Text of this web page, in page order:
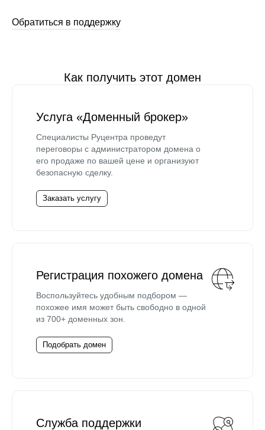
Обратиться в поддержку
Как получить этот домен
Услуга «Доменный брокер»
Специалисты Руцентра проведут
переговоры с администратором домена о
его продаже по вашей цене и организуют
безопасную сделку.
Заказать услугу
Регистрация похожего домена
Воспользуйтесь удобным подбором —
похожее имя может быть свободно в одной
из 700+ доменных зон.
Подобрать домен
Служба поддержки